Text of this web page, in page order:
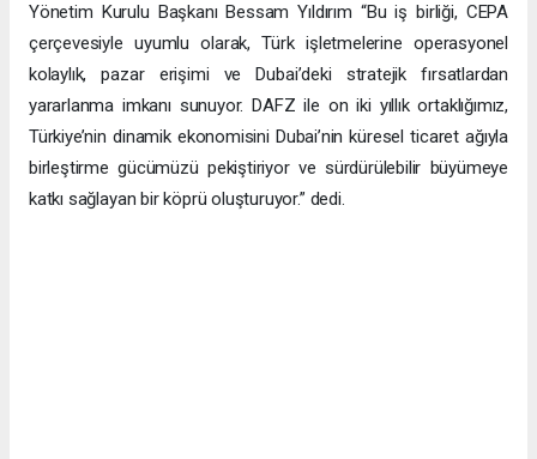
Yönetim Kurulu Başkanı Bessam Yıldırım “Bu iş birliği, CEPA
çerçevesiyle uyumlu olarak, Türk işletmelerine operasyonel
kolaylık, pazar erişimi ve Dubai’deki stratejik fırsatlardan
yararlanma imkanı sunuyor. DAFZ ile on iki yıllık ortaklığımız,
Türkiye’nin dinamik ekonomisini Dubai’nin küresel ticaret ağıyla
birleştirme gücümüzü pekiştiriyor ve sürdürülebilir büyümeye
katkı sağlayan bir köprü oluşturuyor.” dedi.